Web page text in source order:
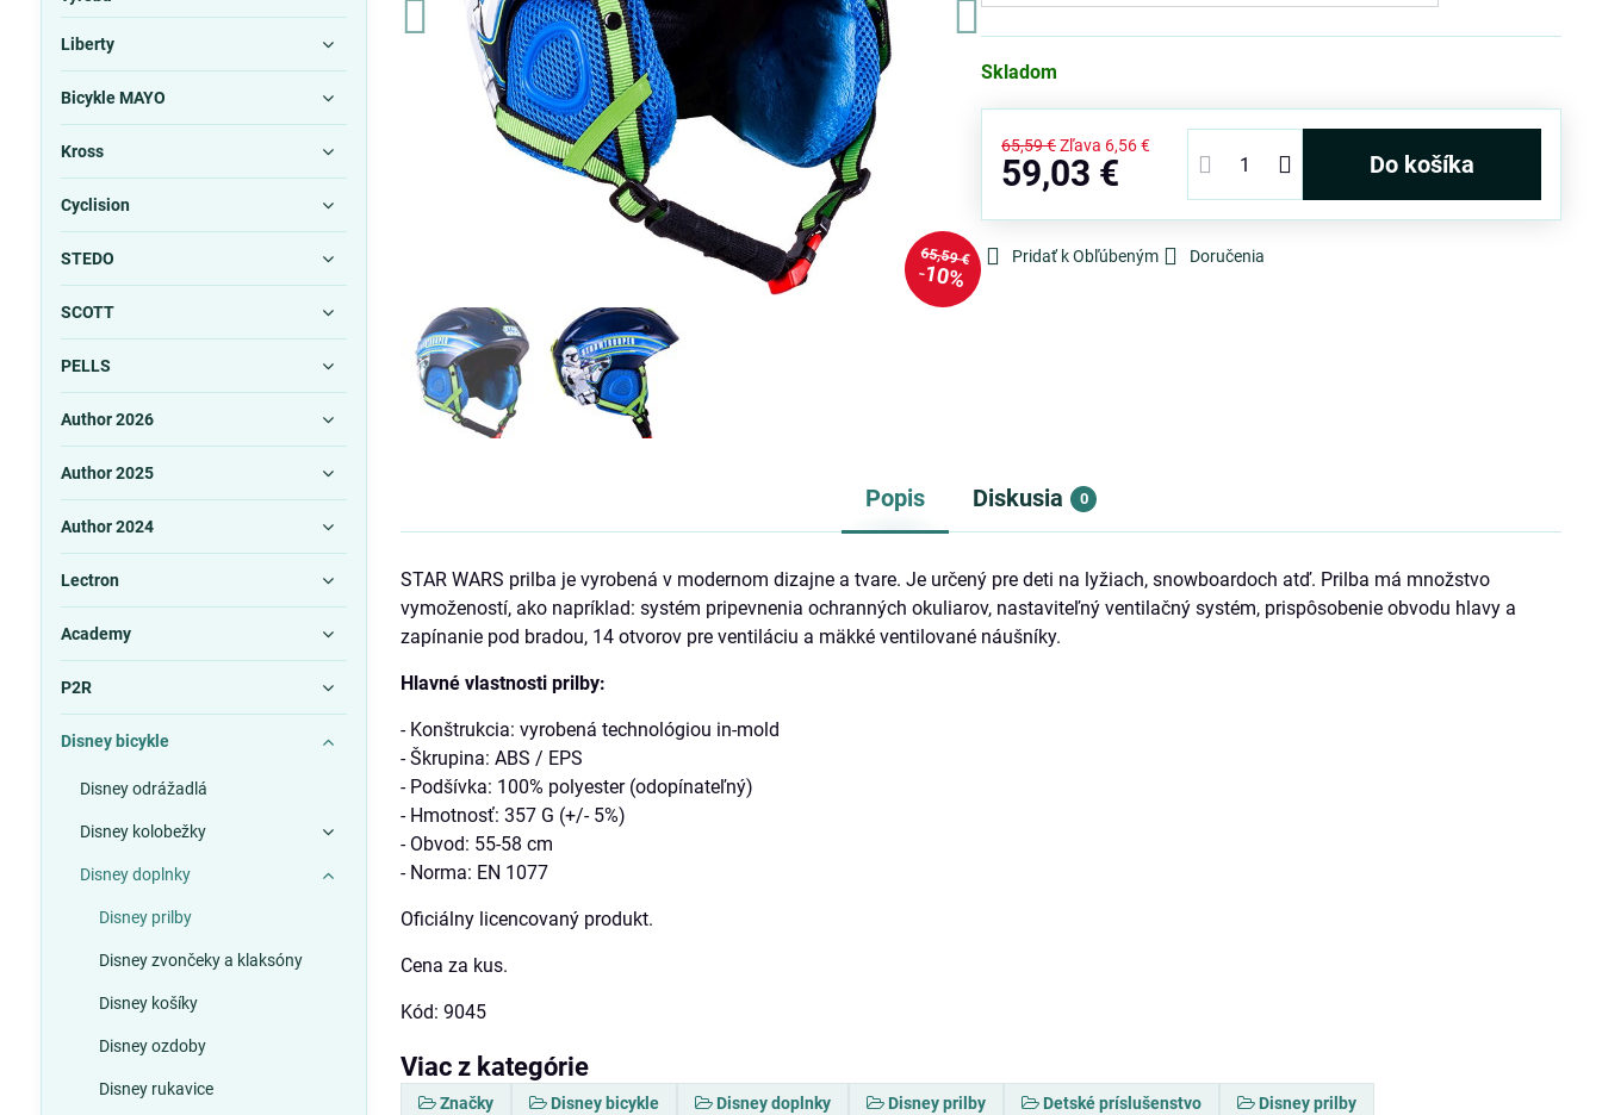
65,59 €
10%
Skladom
65,59 € Zľava 6,56 €
59,03 € Do košíka
Pridať k Obľúbeným Doručenia
Popis Diskusia 0
STAR WARS prilba je vyrobená v modernom dizajne a tvare. Je určený pre deti na lyžiach, snowboardoch atď. Prilba má množstvo
vymožeností, ako napríklad: systém pripevnenia ochranných okuliarov, nastaviteľný ventilačný systém, prispôsobenie obvodu hlavy a
zapínanie pod bradou, 14 otvorov pre ventiláciu a mäkké ventilované náušníky.
Hlavné vlastnosti prilby:
- Konštrukcia: vyrobená technológiou in-mold
- Škrupina: ABS / EPS
- Podšívka: 100% polyester (odopínateľný)
- Hmotnosť: 357 G (+/- 5%)
- Obvod: 55-58 cm
- Norma: EN 1077
Oficiálny licencovaný produkt.
Cena za kus.
Kód: 9045
Viac z kategórie
Značky Disney bicykle Disney doplnky Disney prilby Detské príslušenstvo Disney prilby
Liberty
Bicykle MAYO
Kross
Cyclision
STEDO
SCOTT
PELLS
Author 2026
Author 2025
Author 2024
Lectron
Academy
P2R
Disney bicykle
Disney odrážadlá
Disney kolobežky
Disney doplnky
Disney prilby
Disney zvončeky a klaksóny
Disney košíky
Disney ozdoby
Disney rukavice